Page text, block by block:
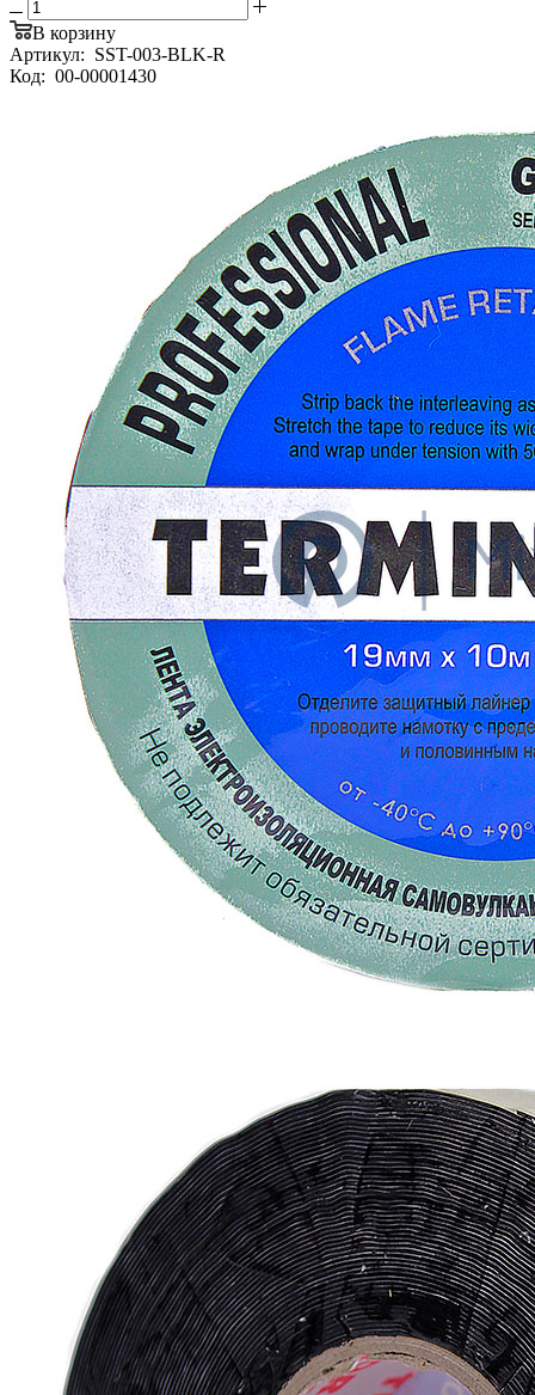
В корзину
Артикул: SST-003-BLK-R
Код: 00-00001430